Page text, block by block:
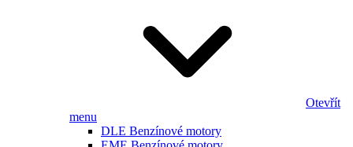
Otevřít
menu
DLE Benzínové motory